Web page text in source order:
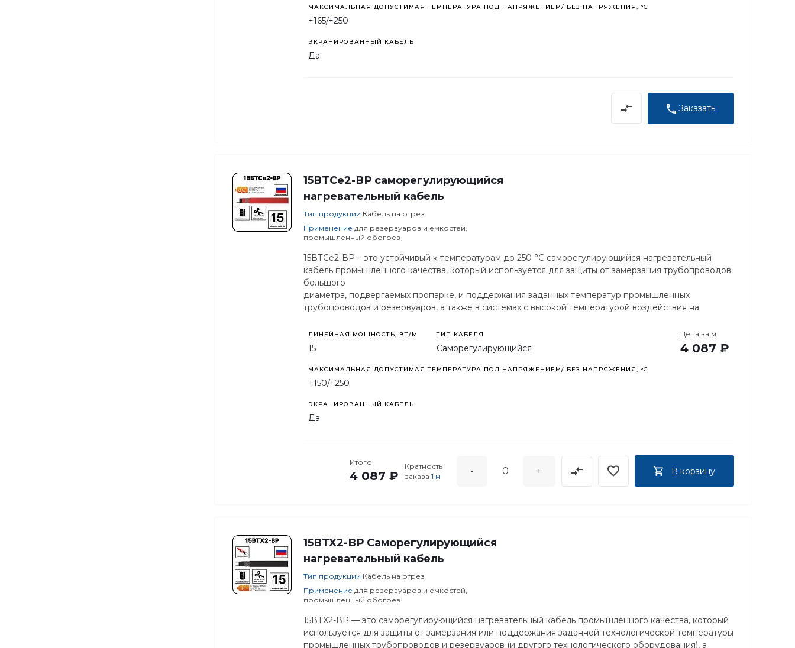
МАКСИМАЛЬНАЯ ДОПУСТИМАЯ ТЕМПЕРАТУРА ПОД НАПРЯЖЕНИЕМ/ БЕЗ НАПРЯЖЕНИЯ, °C
+165/+250
ЭКРАНИРОВАННЫЙ КАБЕЛЬ
Да
Заказать
15ВТСе2-ВР саморегулирующийся
нагревательный кабель
Тип продукции Кабель на отрез
Применение для резервуаров и емкостей,
промышленный обогрев
15ВТСе2-ВР – это устойчивый к температурам до 250 °С саморегулирующийся нагревательный
кабель промышленного качества, который используется для защиты от замерзания трубопроводов
большого
диаметра, подвергаемых пропарке, и поддержания заданных температур промышленных
трубопроводов и резервуаров, а также в системах с высокой температурой воздействия на
ЛИНЕЙНАЯ МОЩНОСТЬ, ВТ/М
15
ТИП КАБЕЛЯ
Саморегулирующийся
МАКСИМАЛЬНАЯ ДОПУСТИМАЯ ТЕМПЕРАТУРА ПОД НАПРЯЖЕНИЕМ/ БЕЗ НАПРЯЖЕНИЯ, °C
+150/+250
ЭКРАНИРОВАННЫЙ КАБЕЛЬ
Да
Цена за м
4 087 ₽
Итого
4 087 ₽
Кратность
заказа 1 м - + В корзину
15ВТХ2-ВР Саморегулирующийся
нагревательный кабель
Тип продукции Кабель на отрез
Применение для резервуаров и емкостей,
промышленный обогрев
15ВТХ2-ВР — это саморегулирующийся нагревательный кабель промышленного качества, который
используется для защиты от замерзания или поддержания заданной технологической температуры
промышленных трубопроводов и резервуаров (и другого технологического оборудования), а